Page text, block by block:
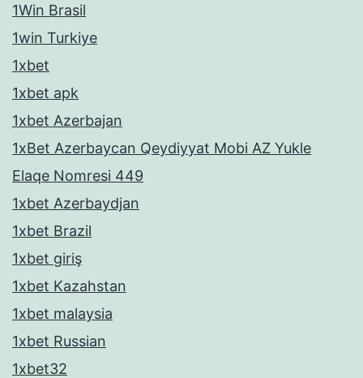
1Win Brasil
1win Turkiye
1xbet
1xbet apk
1xbet Azerbajan
1xBet Azerbaycan Qeydiyyat Mobi AZ Yukle
Elaqe Nomresi 449
1xbet Azerbaydjan
1xbet Brazil
1xbet giriş
1xbet Kazahstan
1xbet malaysia
1xbet Russian
1xbet32